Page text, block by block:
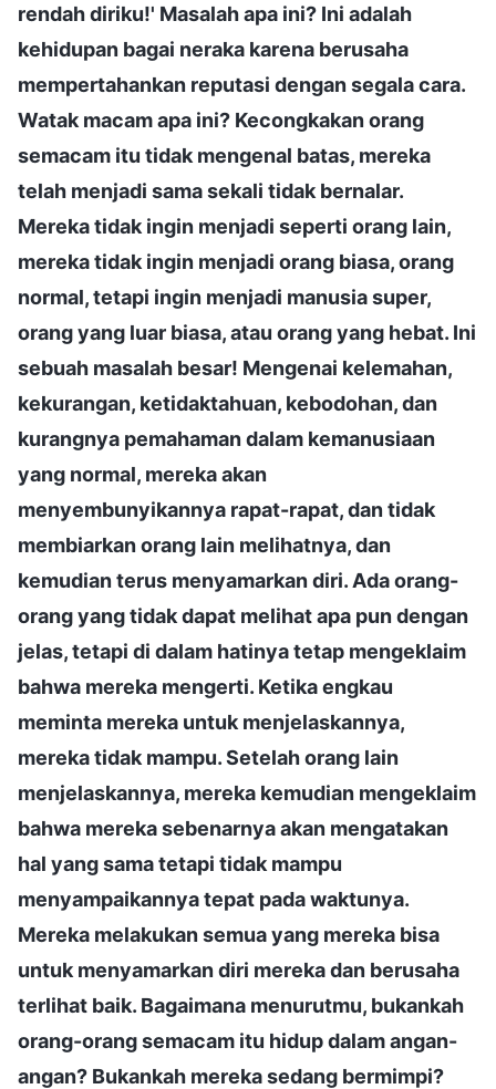
rendah diriku!' Masalah apa ini? Ini adalah
kehidupan bagai neraka karena berusaha
mempertahankan reputasi dengan segala cara.
Watak macam apa ini? Kecongkakan orang
semacam itu tidak mengenal batas, mereka
telah menjadi sama sekali tidak bernalar.
Mereka tidak ingin menjadi seperti orang lain,
mereka tidak ingin menjadi orang biasa, orang
normal, tetapi ingin menjadi manusia super,
orang yang luar biasa, atau orang yang hebat. Ini
sebuah masalah besar! Mengenai kelemahan,
kekurangan, ketidaktahuan, kebodohan, dan
kurangnya pemahaman dalam kemanusiaan
yang normal, mereka akan
menyembunyikannya rapat-rapat, dan tidak
membiarkan orang lain melihatnya, dan
kemudian terus menyamarkan diri. Ada orang-
orang yang tidak dapat melihat apa pun dengan
jelas, tetapi di dalam hatinya tetap mengeklaim
bahwa mereka mengerti. Ketika engkau
meminta mereka untuk menjelaskannya,
mereka tidak mampu. Setelah orang lain
menjelaskannya, mereka kemudian mengeklaim
bahwa mereka sebenarnya akan mengatakan
hal yang sama tetapi tidak mampu
menyampaikannya tepat pada waktunya.
Mereka melakukan semua yang mereka bisa
untuk menyamarkan diri mereka dan berusaha
terlihat baik. Bagaimana menurutmu, bukankah
orang-orang semacam itu hidup dalam angan-
angan? Bukankah mereka sedang bermimpi?